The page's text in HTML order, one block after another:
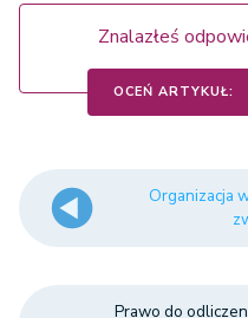
Znalazłeś
OCEŃ ARTYKUŁ:
Organizacja
Prawo do